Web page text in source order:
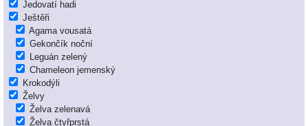
Jedovatí hadi
Ještěři
Agama vousatá
Gekončík noční
Leguán zelený
Chameleon jemenský
Krokodýli
Želvy
Želva zelenavá
Želva čtyřprstá